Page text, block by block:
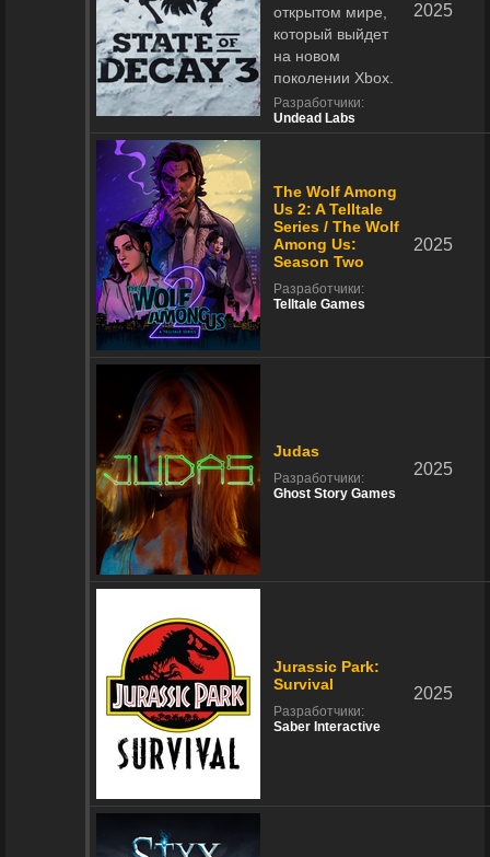
открытом мире,
который выйдет
на новом
поколении Xbox.
Разработчики:
Undead Labs
2025
The Wolf Among
Us 2: A Telltale
Series / The Wolf
Among Us:
Season Two
Разработчики:
Telltale Games
2025
Judas
Разработчики:
Ghost Story Games
2025
Jurassic Park:
Survival
Разработчики:
Saber Interactive
2025